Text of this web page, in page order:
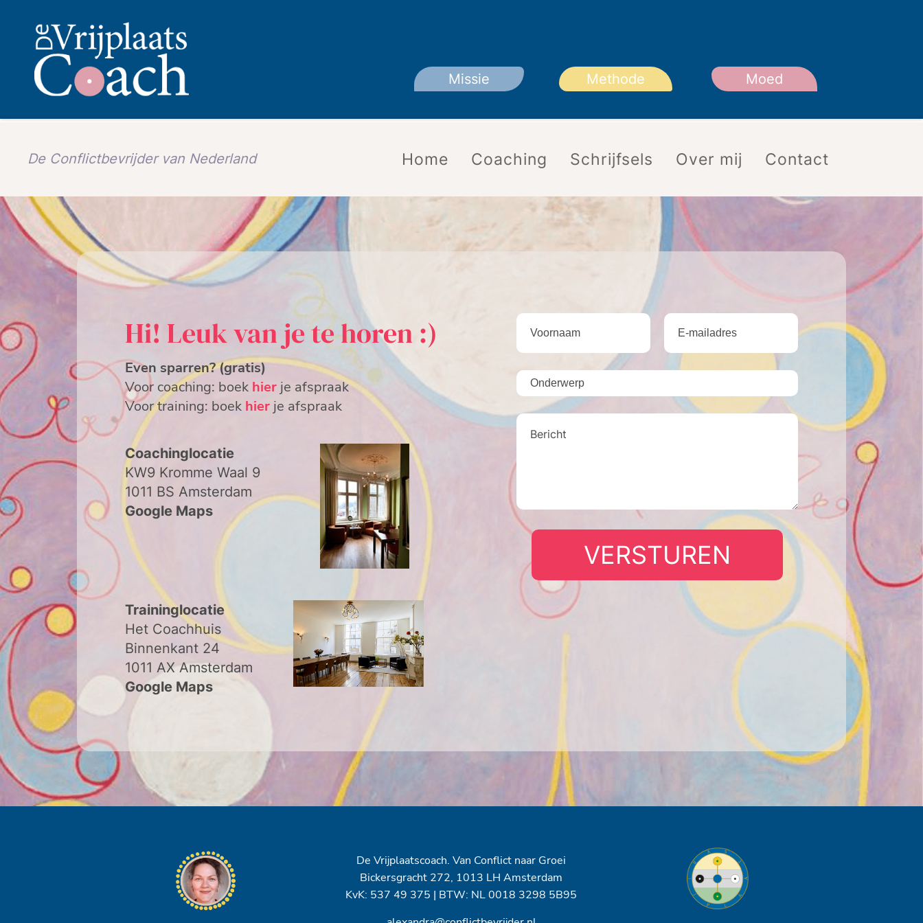
Missie Methode Moed
De Conflictbevrijder van Nederland Home Coaching Schrijfsels Over mij Contact
Hi! Leuk van je te horen :)
Even sparren? (gratis)
Voor coaching: boek hier je afspraak
Voor training: boek hier je afspraak
Coachinglocatie
KW9 Kromme Waal 9
1011 BS Amsterdam
Google Maps
Traininglocatie
Het Coachhuis
Binnenkant 24
1011 AX Amsterdam
Google Maps
VERSTUREN
De Vrijplaatscoach. Van Conflict naar Groei
Bickersgracht 272, 1013 LH Amsterdam
KvK: 537 49 375 | BTW: NL 0018 3298 5B95